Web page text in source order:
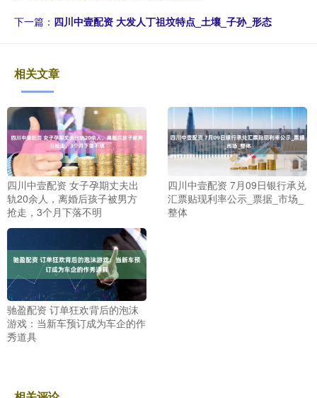
下一篇： 四川中壹配资 大发人丁祖坟特点_土壤_子孙_形态
相关文章
四川中壹配资 女子孕期丈夫出
轨20余人，离婚后孩子被男方
抢走，3个月下落不明
四川中壹配资 7月09日银行承兑
汇票贴现利率公示_票据_市场_
整体
驰盈配资 订单狂欢背后的泡沫
游戏：当新车预订成为车企的作
秀道具